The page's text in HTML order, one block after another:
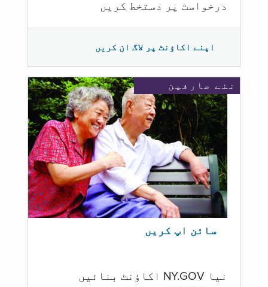
درخواست پر دستخط کریں
اپنے اکاؤنٹ پر لاگ ان کریں
نئے صارفین
سائن اپ کریں
نیا NY.GOV اکاؤنٹ بنائیں